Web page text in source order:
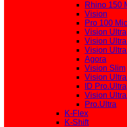
Rhino 150
Vision
Pro 100
Vision Ultra
Vision
Vision
Agora
Vision Slim
Vision
ID Pro.Ultra
Vision
Pro.Ultra
K-Flex
K-Shift